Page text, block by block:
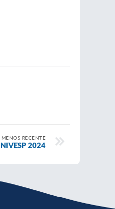
RECENTE
2024